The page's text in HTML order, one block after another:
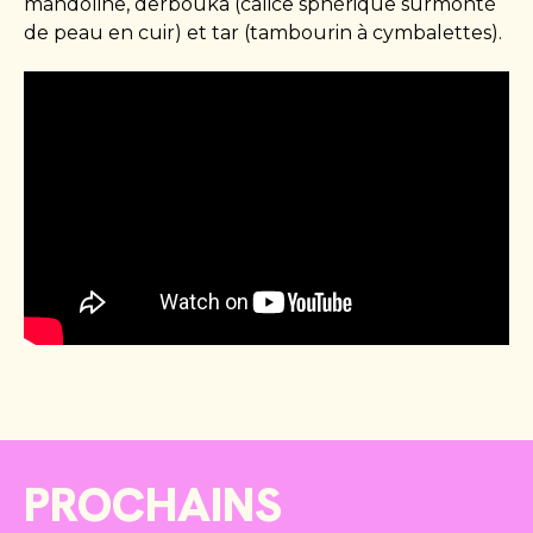
de peau en cuir) et tar (tambourin à cymbalettes).
PROCHAINS